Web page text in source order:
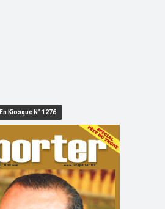
En Kiosque N° 1276